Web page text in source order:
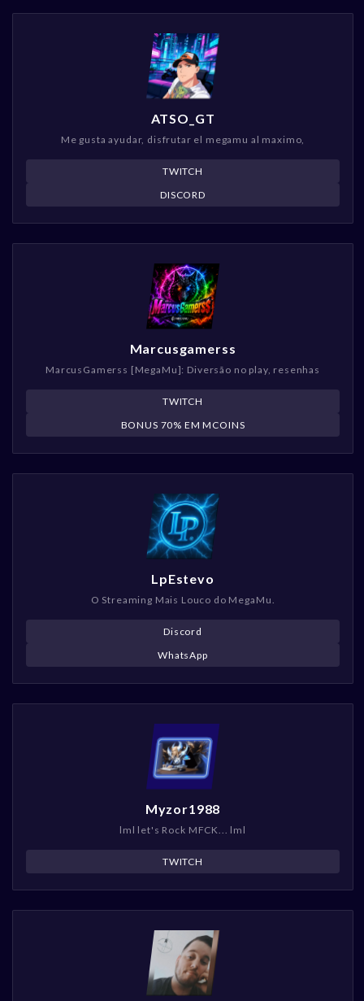
ATSO_GT
Me gusta ayudar, disfrutar el megamu al maximo,
TWITCH
DISCORD
Marcusgamerss
MarcusGamerss [MegaMu]: Diversão no play, resenhas
TWITCH
BONUS 70% EM MCOINS
LpEstevo
O Streaming Mais Louco do MegaMu.
Discord
WhatsApp
Myzor1988
lml let's Rock MFCK... lml
TWITCH